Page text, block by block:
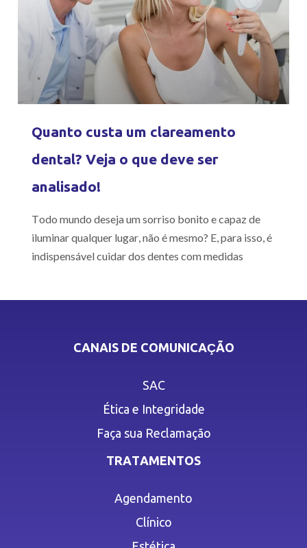
Quanto custa um clareamento
dental? Veja o que deve ser
analisado!
Todo mundo deseja um sorriso bonito e capaz de
iluminar qualquer lugar, não é mesmo? E, para isso, é
indispensável cuidar dos dentes com medidas
CANAIS DE COMUNICAÇÃO
SAC
Ética e Integridade
Faça sua Reclamação
TRATAMENTOS
Agendamento
Clínico